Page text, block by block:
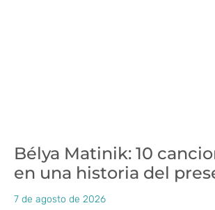
Bélya Matinik: 10
en una historia del
7 de agosto de 2026